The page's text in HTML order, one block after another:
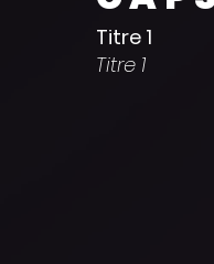
Titre 1
Titre 1